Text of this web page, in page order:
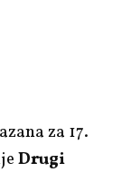
za 17.
Drugi